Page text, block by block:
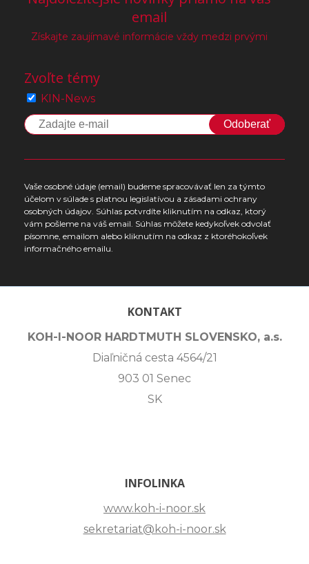
email
Získajte zaujímavé informácie vždy medzi prvými
Zvoľte témy
KIN-News
Odoberať
Vaše osobné údaje (email) budeme spracovávať len za týmto
účelom v súlade s platnou legislatívou a zásadami ochrany
osobných údajov. Súhlas potvrdíte kliknutím na odkaz, ktorý
vám pošleme na váš email. Súhlas môžete kedykoľvek odvolať
písomne, emailom alebo kliknutím na odkaz z ktoréhokoľvek
informačného emailu.
KONTAKT
KOH-I-NOOR HARDTMUTH SLOVENSKO, a.s.
Diaľničná cesta 4564/21
903 01 Senec
SK
INFOLINKA
www.koh-i-noor.sk
sekretariat@koh-i-noor.sk